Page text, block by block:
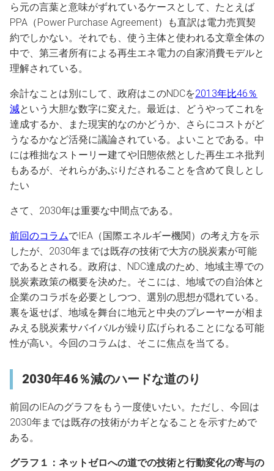
ら元の言葉と意味がずれているケースとして、たとえば
PPA（Power Purchase Agreement）も直訳は電力売買契
約でしかない。それでも、使う主体と使われる文章全体の
中で、第三者所有による再生エネ電力の自家消費モデルと
理解されている。
余計なことは別にして、政府はこのNDCを2013年比46％
減という大胆な数字に変えた。最近は、どうやってこれを
達成するか、また現実的なのかどうか、さらにコストがど
うなるかなど活発に議論されている。よいことである。中
には稚拙なストーリー建てや旧態依然とした再生エネ批判
もあるが、それらがあぶりだされることを含めて良しとし
たい
さて、2030年は重要な中間点である。
前回のコラムでIEA（国際エネルギー機関）の考え方を示
したが、2030年までは既存の技術で大方の脱炭素が可能
であるとされる。政府は、NDC達成のため、地域主導での
脱炭素政策の概要を決めた。そこには、地域での自治体と
企業のコラボを必要としつつ、選別の思想が隠れている。
裏を返せば、地域を舞台に地元と中央のプレーヤーが相ま
みえる脱炭素サバイバルが繰り広げられることになる可能
性が高い。今回のコラムは、そこに焦点を当てる。
2030年46％減のハードな道のり
前回のIEAのグラフをもう一度使いたい。ただし、今回は
2030年までは既存の技術がカギとなることを示すためで
ある。
グラフ１：ネットゼロへの道での技術と行動変化の寄与の